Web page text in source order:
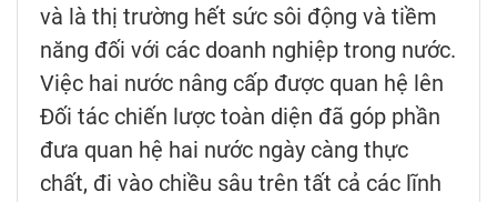
và là thị trường hết sức sôi động và tiềm
năng đối với các doanh nghiệp trong nước.
Việc hai nước nâng cấp được quan hệ lên
Đối tác chiến lược toàn diện đã góp phần
đưa quan hệ hai nước ngày càng thực
chất, đi vào chiều sâu trên tất cả các lĩnh